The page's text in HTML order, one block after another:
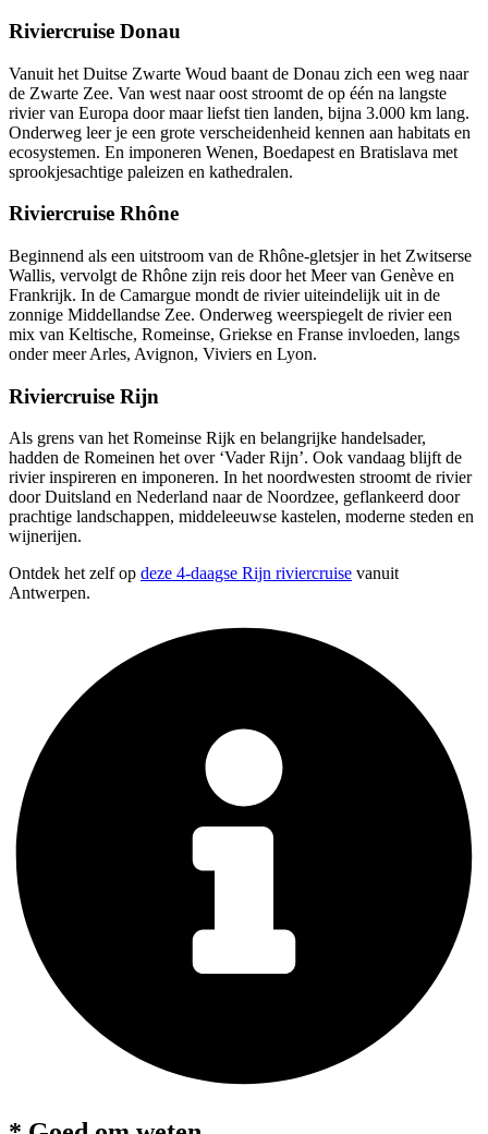
Riviercruise Donau
Vanuit het Duitse Zwarte Woud baant de Donau zich een weg naar
de Zwarte Zee. Van west naar oost stroomt de op één na langste
rivier van Europa door maar liefst tien landen, bijna 3.000 km lang.
Onderweg leer je een grote verscheidenheid kennen aan habitats en
ecosystemen. En imponeren Wenen, Boedapest en Bratislava met
sprookjesachtige paleizen en kathedralen.
Riviercruise Rhône
Beginnend als een uitstroom van de Rhône-gletsjer in het Zwitserse
Wallis, vervolgt de Rhône zijn reis door het Meer van Genève en
Frankrijk. In de Camargue mondt de rivier uiteindelijk uit in de
zonnige Middellandse Zee. Onderweg weerspiegelt de rivier een
mix van Keltische, Romeinse, Griekse en Franse invloeden, langs
onder meer Arles, Avignon, Viviers en Lyon.
Riviercruise Rijn
Als grens van het Romeinse Rijk en belangrijke handelsader,
hadden de Romeinen het over ‘Vader Rijn’. Ook vandaag blijft de
rivier inspireren en imponeren. In het noordwesten stroomt de rivier
door Duitsland en Nederland naar de Noordzee, geflankeerd door
prachtige landschappen, middeleeuwse kastelen, moderne steden en
wijnerijen.
Ontdek het zelf op deze 4-daagse Rijn riviercruise vanuit
Antwerpen.